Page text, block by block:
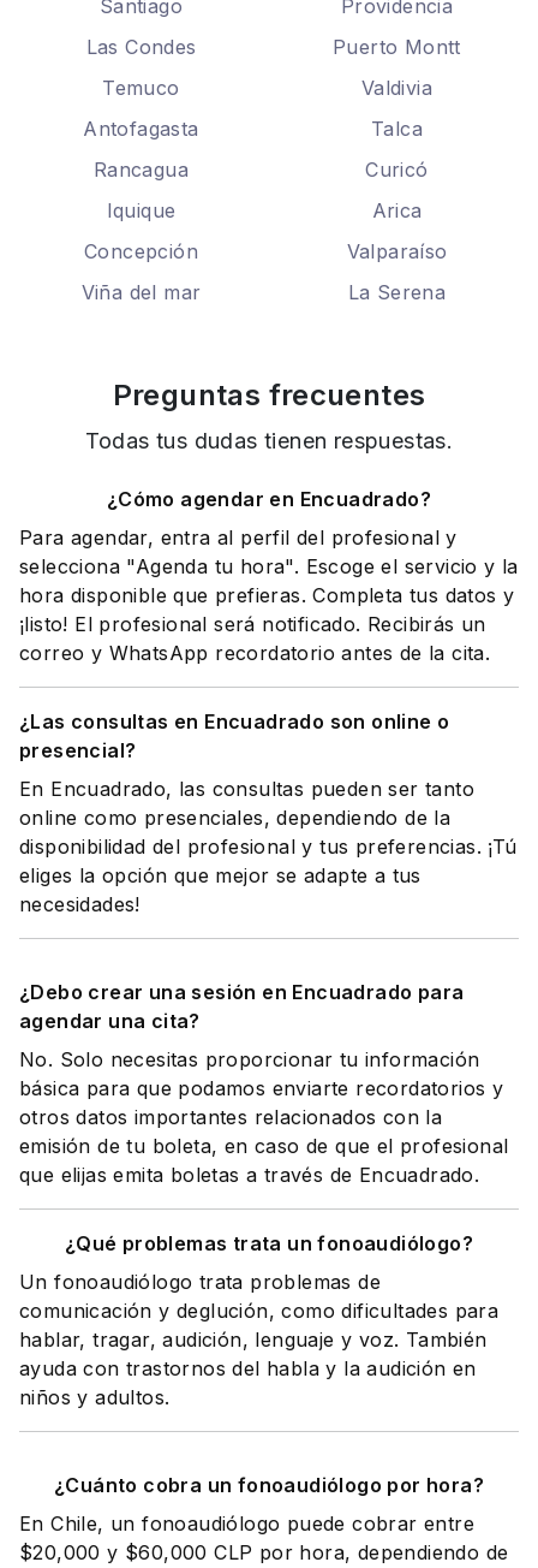
Santiago
Providencia
Las Condes
Puerto Montt
Temuco
Valdivia
Antofagasta
Talca
Rancagua
Curicó
Iquique
Arica
Concepción
Valparaíso
Viña del mar
La Serena
Preguntas frecuentes
Todas tus dudas tienen respuestas.
¿Cómo agendar en Encuadrado?
Para agendar, entra al perfil del profesional y
selecciona "Agenda tu hora". Escoge el servicio y la
hora disponible que prefieras. Completa tus datos y
¡listo! El profesional será notificado. Recibirás un
correo y WhatsApp recordatorio antes de la cita.
¿Las consultas en Encuadrado son online o
presencial?
En Encuadrado, las consultas pueden ser tanto
online como presenciales, dependiendo de la
disponibilidad del profesional y tus preferencias. ¡Tú
eliges la opción que mejor se adapte a tus
necesidades!
¿Debo crear una sesión en Encuadrado para
agendar una cita?
No. Solo necesitas proporcionar tu información
básica para que podamos enviarte recordatorios y
otros datos importantes relacionados con la
emisión de tu boleta, en caso de que el profesional
que elijas emita boletas a través de Encuadrado.
¿Qué problemas trata un fonoaudiólogo?
Un fonoaudiólogo trata problemas de
comunicación y deglución, como dificultades para
hablar, tragar, audición, lenguaje y voz. También
ayuda con trastornos del habla y la audición en
niños y adultos.
¿Cuánto cobra un fonoaudiólogo por hora?
En Chile, un fonoaudiólogo puede cobrar entre
$20,000 y $60,000 CLP por hora, dependiendo de